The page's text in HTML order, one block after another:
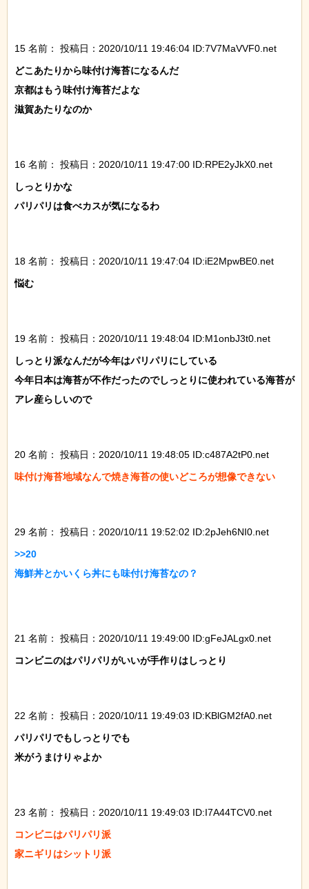
15 名前：
投稿日：2020/10/11 19:46:04 ID:7V7MaVVF0.net
どこあたりから味付け海苔になるんだ
京都はもう味付け海苔だよな
滋賀あたりなのか
16 名前：
投稿日：2020/10/11 19:47:00 ID:RPE2yJkX0.net
しっとりかな
パリパリは食べカスが気になるわ
18 名前：
投稿日：2020/10/11 19:47:04 ID:iE2MpwBE0.net
悩む
19 名前：
投稿日：2020/10/11 19:48:04 ID:M1onbJ3t0.net
しっとり派なんだが今年はパリパリにしている
今年日本は海苔が不作だったのでしっとりに使われている海苔が
アレ産らしいので
20 名前：
投稿日：2020/10/11 19:48:05 ID:c487A2tP0.net
味付け海苔地域なんで焼き海苔の使いどころが想像できない
29 名前：
投稿日：2020/10/11 19:52:02 ID:2pJeh6NI0.net
>>20
海鮮丼とかいくら丼にも味付け海苔なの？
21 名前：
投稿日：2020/10/11 19:49:00 ID:gFeJALgx0.net
コンビニのはパリパリがいいが手作りはしっとり
22 名前：
投稿日：2020/10/11 19:49:03 ID:KBlGM2fA0.net
パリパリでもしっとりでも
米がうまけりゃよか
23 名前：
投稿日：2020/10/11 19:49:03 ID:I7A44TCV0.net
コンビニはパリパリ派
家ニギリはシットリ派